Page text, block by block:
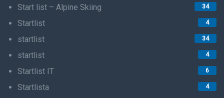
Start list – Alpine Skiing 34
Startlist 4
startlist 34
startlist 4
Startlist IT 6
Startlista 4